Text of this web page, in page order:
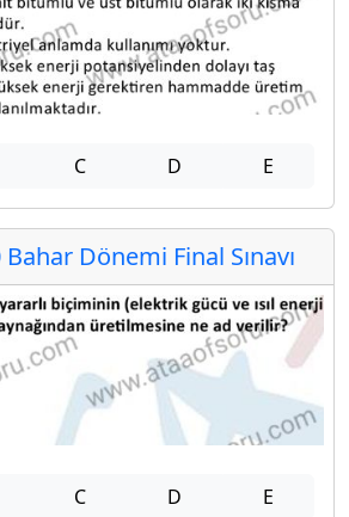
C D E
Dönemi Final Sınavı
C D E